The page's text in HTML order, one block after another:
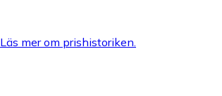
Läs mer om prishistoriken.